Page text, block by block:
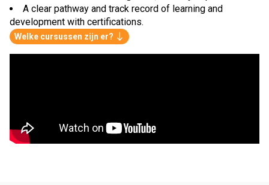
A clear pathway and track record of learning and
development with certifications.
Welke cursussen zijn er?